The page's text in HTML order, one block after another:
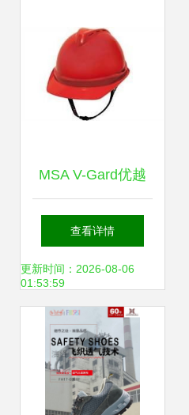
MSA V-Gard优越
型安全帽 专业作业
保护的首选劳保用
查看详情
更新时间：2026-08-06
01:53:59